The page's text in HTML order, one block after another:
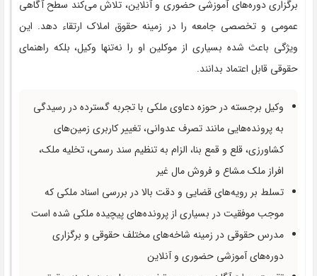
برگزاری دوره‌های آموزشی حضوری و آنلاین، تلاش می‌کند سطح آگاهی
عمومی و تخصصی جامعه را در زمینه حقوق املاک ارتقاء دهد. این
ویژگی باعث شده بسیاری از موکلین او را نه‌تنها وکیل، بلکه راهنمای
حقوقی قابل اعتماد بدانند.
وکیل برجسته در حوزه دعاوی ملکی با تجربه گسترده در رسیدگی
به پرونده‌هایی مانند تصرف عدوانی، تغییر کاربری زمین‌های
کشاورزی، قلع و قمع بنا، الزام به تنظیم سند رسمی، تخلیه ملک،
افراز ملک مشاع و فروش مال غیر
تسلط بر رویه‌های قضایی و دقت بالا در بررسی اسناد ملکی که
موجب موفقیت در بسیاری از پرونده‌های پیچیده ملکی شده است
مدرس حقوقی در زمینه شاخه‌های مختلف حقوقی و برگزاری
دوره‌های آموزشی حضوری و آنلاین